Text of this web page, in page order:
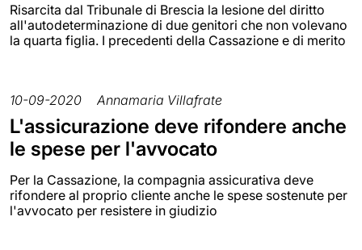
Risarcita dal Tribunale di Brescia la lesione del diritto
all'autodeterminazione di due genitori che non volevano
la quarta figlia. I precedenti della Cassazione e di merito
10-09-2020 Annamaria Villafrate
L'assicurazione deve rifondere anche
le spese per l'avvocato
Per la Cassazione, la compagnia assicurativa deve
rifondere al proprio cliente anche le spese sostenute per
l'avvocato per resistere in giudizio